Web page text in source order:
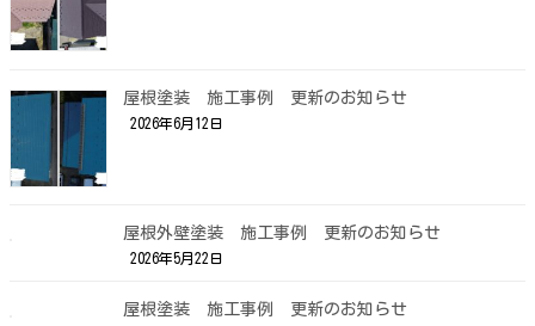
屋根塗装 施工事例 更新のお知らせ
2026年6月12日
屋根外壁塗装 施工事例 更新のお知らせ
2026年5月22日
屋根塗装 施工事例 更新のお知らせ